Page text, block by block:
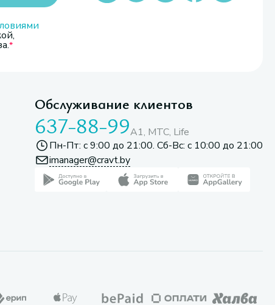
Обслуживание клиентов
637-88-99A1, МТС, Life
Пн-Пт: с 9:00 до 21:00. Сб-Вс: с 10:00 до 21:00
imanager@cravt.by